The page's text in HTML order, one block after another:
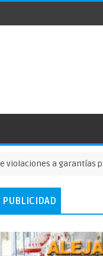
a garantías privados
PUBLICIDAD